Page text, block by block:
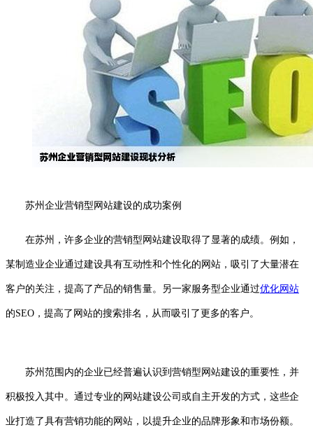
苏州企业营销型网站建设的成功案例
在苏州，许多企业的营销型网站建设取得了显著的成绩。例如，
某制造业企业通过建设具有互动性和个性化的网站，吸引了大量潜在
客户的关注，提高了产品的销售量。另一家服务型企业通过优化网站
的SEO，提高了网站的搜索排名，从而吸引了更多的客户。
苏州范围内的企业已经普遍认识到营销型网站建设的重要性，并
积极投入其中。通过专业的网站建设公司或自主开发的方式，这些企
业打造了具有营销功能的网站，以提升企业的品牌形象和市场份额。